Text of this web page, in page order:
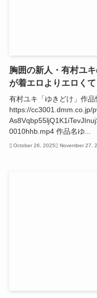
胸囲の新人・有村ユ
が着エロよりエロく
有村ユキ「ゆきどけ」作品
https://cc3001.dmm.co.jp/
0010hhb.mp4 作品名ゆ...
October 26, 2025 November 27,